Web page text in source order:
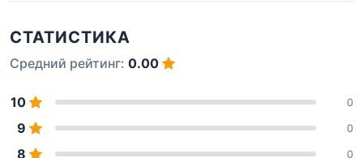
СТАТИСТИКА
Средний рейтинг: 0.00
10 0
9 0
8 0